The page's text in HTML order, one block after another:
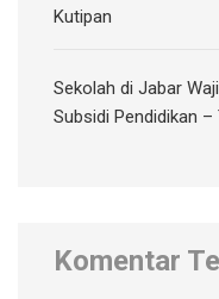
Kutipan
Sekolah di Jabar
Subsidi Pendidikan
Komentar